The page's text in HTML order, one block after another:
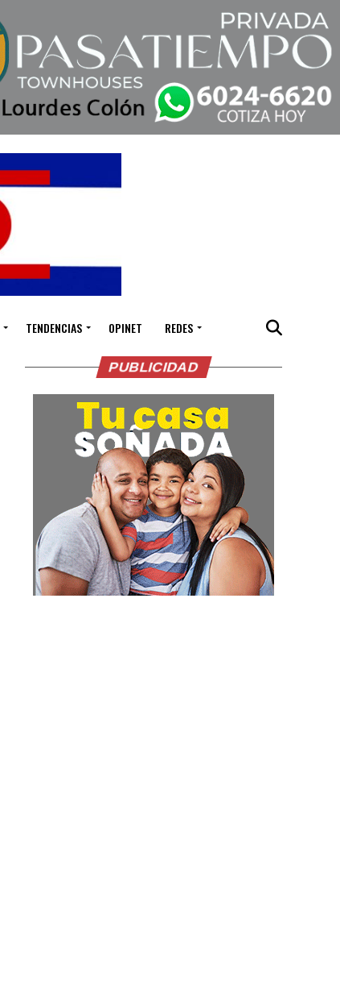
TENDENCIAS OPINET REDES
PUBLICIDAD